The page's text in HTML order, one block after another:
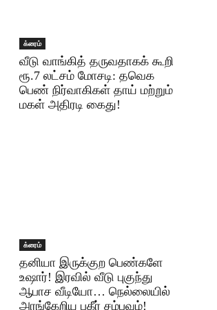
க்ரைம்
வீடு வாங்கித் தருவதாகக் கூறி
ரூ.7 லட்சம் மோசடி: தவெக
பெண் நிர்வாகிகள் தாய் மற்றும்
மகள் அதிரடி கைது!
க்ரைம்
தனியா இருக்குற பெண்களே
உஷார்! இரவில் வீடு புகுந்து
ஆபாச வீடியோ… நெல்லையில்
அரங்கேறிய பகீர் சம்பவம்!